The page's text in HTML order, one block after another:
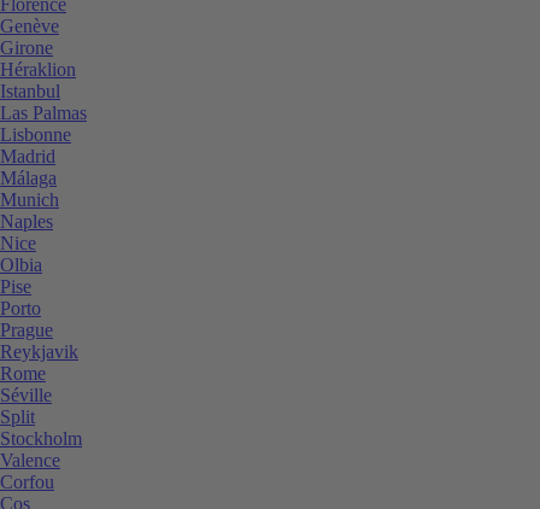
Genève
Girone
Héraklion
Istanbul
Las Palmas
Lisbonne
Madrid
Málaga
Munich
Naples
Nice
Olbia
Pise
Porto
Prague
Reykjavik
Rome
Séville
Split
Stockholm
Valence
Corfou
Cos